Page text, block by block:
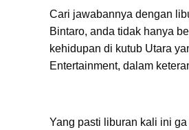
Cari jawabannya dengan
Bintaro, anda tidak hanya
kehidupan di kutub Utara
Entertainment, dalam
Yang pasti liburan kali ini